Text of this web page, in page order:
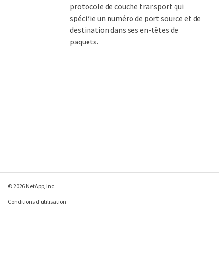
protocole de couche transport qui
spécifie un numéro de port source et de
destination dans ses en-têtes de
paquets.
© 2026 NetApp, Inc.
Conditions d'utilisation